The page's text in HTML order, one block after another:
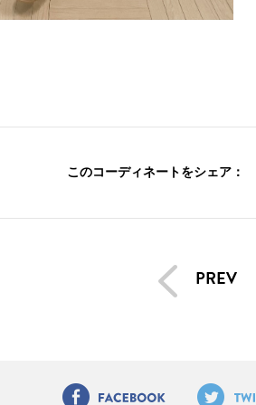
このコーディネートをシェア：
PREV